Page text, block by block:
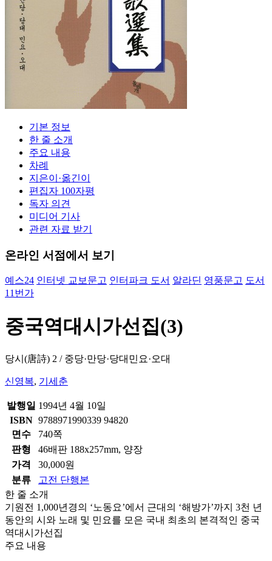
기본 정보
한 줄 소개
주요 내용
차례
지은이·옮긴이
편집자 100자평
독자 의견
미디어 기사
관련 자료 받기
온라인 서점에서 보기
예스24 인터넷 교보문고 인터파크 도서 알라딘 영풍문고 도서
11번가
중국역대시가선집(3)
당시(唐詩) 2 / 중당·만당·당대민요·오대
신영복, 기세춘
발행일 1994년 4월 10일
ISBN 9788971990339 94820
면수
740쪽
판형
46배판 188x257mm, 양장
가격
30,000원
분류
고전 단행본
한 줄 소개
기원전 1,000년경의 ‘노동요’에서 근대의 ‘해방가’까지 3천 년
동안의 시와 노래 및 민요를 모은 국내 최초의 본격적인 중국
역대시가선집
주요 내용